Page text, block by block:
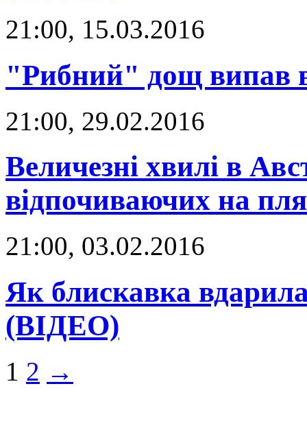
21:00, 15.03.2016
"Рибний" дощ випав
21:00, 29.02.2016
Величезні хвилі в
відпочиваючих на
21:00, 03.02.2016
Як блискавка
(ВІДЕО)
1 2 →